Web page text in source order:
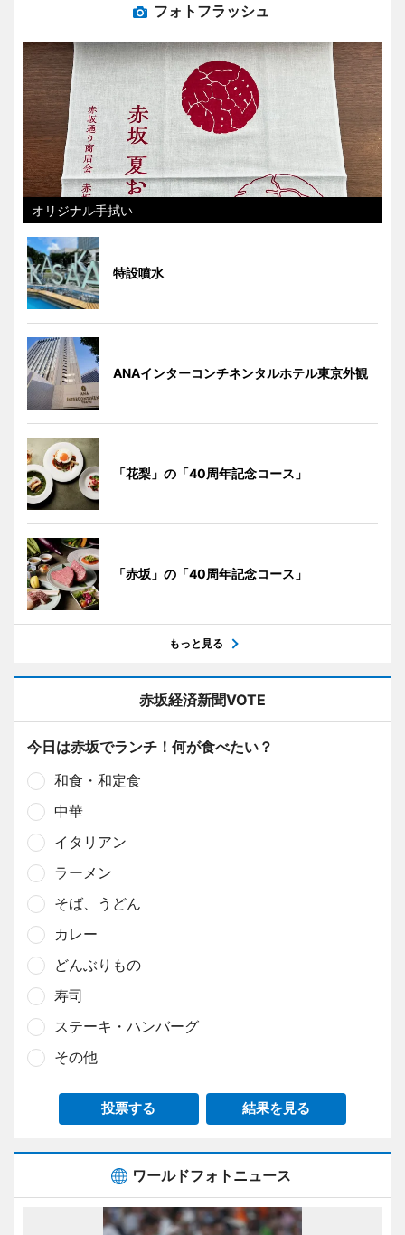
フォトフラッシュ
オリジナル手拭い
特設噴水
ANAインターコンチネンタルホテル東京外観
「花梨」の「40周年記念コース」
「赤坂」の「40周年記念コース」
もっと見る
赤坂経済新聞VOTE
今日は赤坂でランチ！何が食べたい？
和食・和定食
中華
イタリアン
ラーメン
そば、うどん
カレー
どんぶりもの
寿司
ステーキ・ハンバーグ
その他
投票する 結果を見る
ワールドフォトニュース